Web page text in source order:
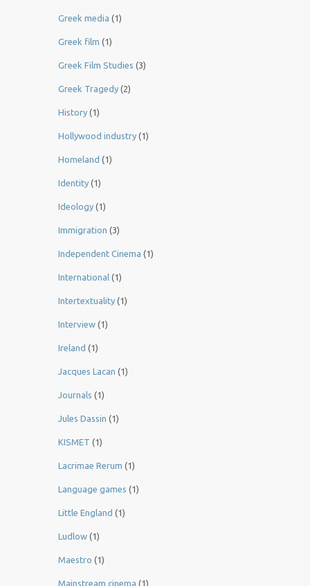
Greek media (1)
Greek film (1)
Greek Film Studies (3)
Greek Tragedy (2)
History (1)
Hollywood industry (1)
Homeland (1)
Identity (1)
Ideology (1)
Immigration (3)
Independent Cinema (1)
International (1)
Intertextuality (1)
Interview (1)
Ireland (1)
Jacques Lacan (1)
Journals (1)
Jules Dassin (1)
KISMET (1)
Lacrimae Rerum (1)
Language games (1)
Little England (1)
Ludlow (1)
Maestro (1)
Mainstream cinema (1)